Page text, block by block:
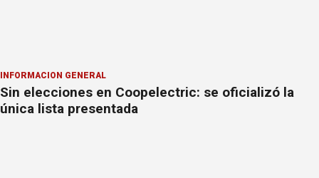
INFORMACION GENERAL
Sin elecciones en Coopelectric: se oficializó la
única lista presentada